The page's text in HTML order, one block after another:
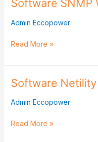
Software SNMP
Admin Eccopower
Software
Web
Read More »
Software Netility
Admin Eccopower
Software
Read More »